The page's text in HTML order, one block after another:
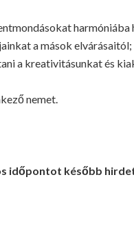
harmóniába
a mások elvárásaitól;
a kreativitásunkat és
nemet.
időpontot később